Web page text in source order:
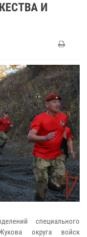
И
специального
округа войск